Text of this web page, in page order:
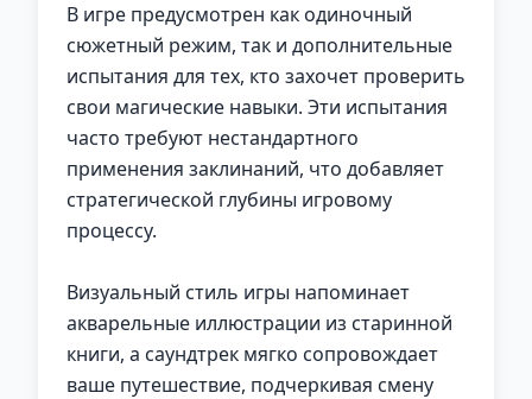
В игре предусмотрен как одиночный
сюжетный режим, так и дополнительные
испытания для тех, кто захочет проверить
свои магические навыки. Эти испытания
часто требуют нестандартного
применения заклинаний, что добавляет
стратегической глубины игровому
процессу.
Визуальный стиль игры напоминает
акварельные иллюстрации из старинной
книги, а саундтрек мягко сопровождает
ваше путешествие, подчеркивая смену